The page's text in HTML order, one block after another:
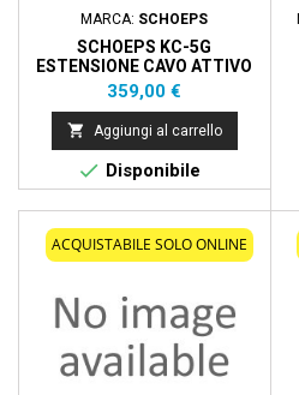
MARCA: SCHOEPS
SCHOEPS KC-5G
ESTENSIONE CAVO ATTIVO
COLETTE SERIE - 5M
Prezzo
359,00 €
 Aggiungi al carrello
 Disponibile
ACQUISTABILE SOLO ONLINE